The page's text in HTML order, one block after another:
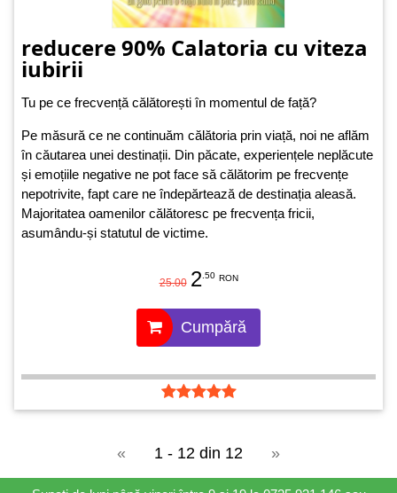
reducere 90% Calatoria cu viteza
iubirii
Tu pe ce frecvență călătorești în momentul de față?
Pe măsură ce ne continuăm călătoria prin viață, noi ne aflăm
în căutarea unei destinații. Din păcate, experiențele neplăcute
și emoțiile negative ne pot face să călătorim pe frecvențe
nepotrivite, fapt care ne îndepărtează de destinația aleasă.
Majoritatea oamenilor călătoresc pe frecvența fricii,
asumându-și statutul de victime.
25.00 2 .50 RON
Cumpără
« 1 - 12 din 12 »